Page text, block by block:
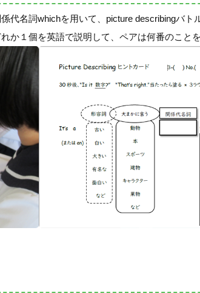
代名詞whichを用いて、picture describingバト
か１個を英語で説明して、ペアは何番のこと